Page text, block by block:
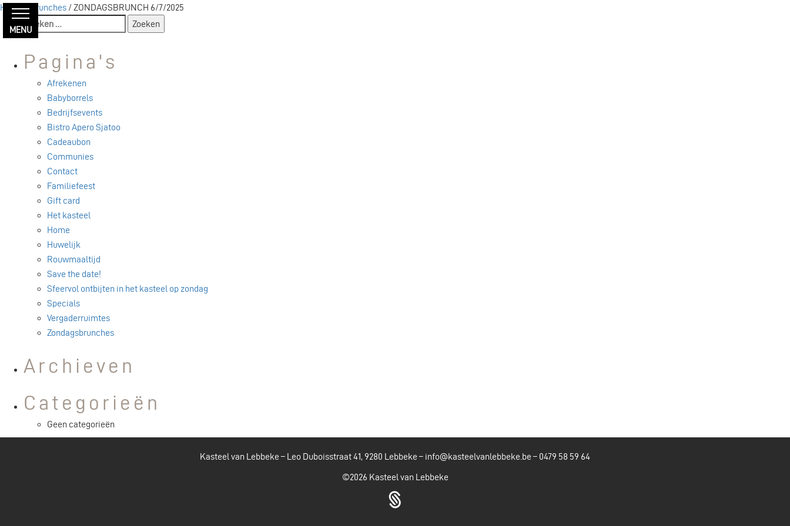
MENU
Home/ Brunches / ZONDAGSBRUNCH 6/7/2025
Zoeken
naar:
Pagina's
Afrekenen
Babyborrels
Bedrijfsevents
Bistro Apero Sjatoo
Cadeaubon
Communies
Contact
Familiefeest
Gift card
Het kasteel
Home
Huwelijk
Rouwmaaltijd
Save the date!
Sfeervol ontbijten in het kasteel op zondag
Specials
Vergaderruimtes
Zondagsbrunches
Archieven
Categorieën
Geen categorieën
Kasteel van Lebbeke – Leo Duboisstraat 41, 9280 Lebbeke – info@kasteelvanlebbeke.be – 0479 58 59 64
©2026 Kasteel van Lebbeke